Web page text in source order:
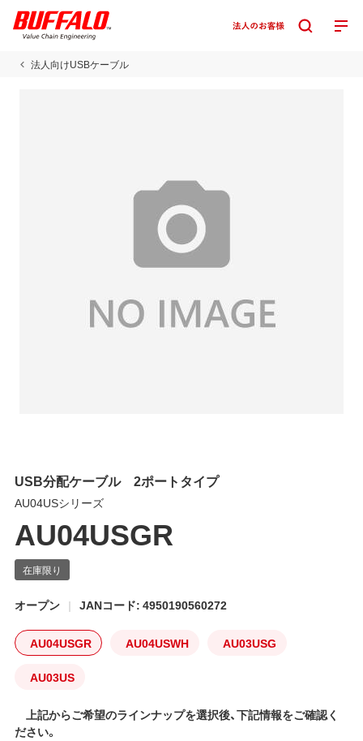
法人向けUSBケーブル
USB分配ケーブル 2ポートタイプ
AU04USシリーズ
AU04USGR
オープン JANコード: 4950190560272
AU04USGR AU04USWH AU03USG
AU03US
上記からご希望のラインナップを選択後、下記情報をご確認く
ださい。